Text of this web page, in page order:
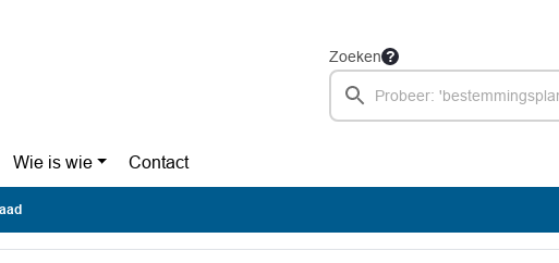
Zoeken
Wie is wie Contact